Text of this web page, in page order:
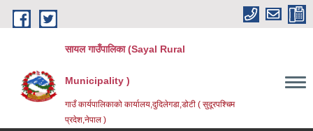
Skip to main content
सायल गाउँपालिका (Sayal Rural
Municipality )
गाउँ कार्यपालिकाको कार्यालय,दुदिलेगडा,डोटी ( सुदूरपश्चिम
प्रदेश,नेपाल )